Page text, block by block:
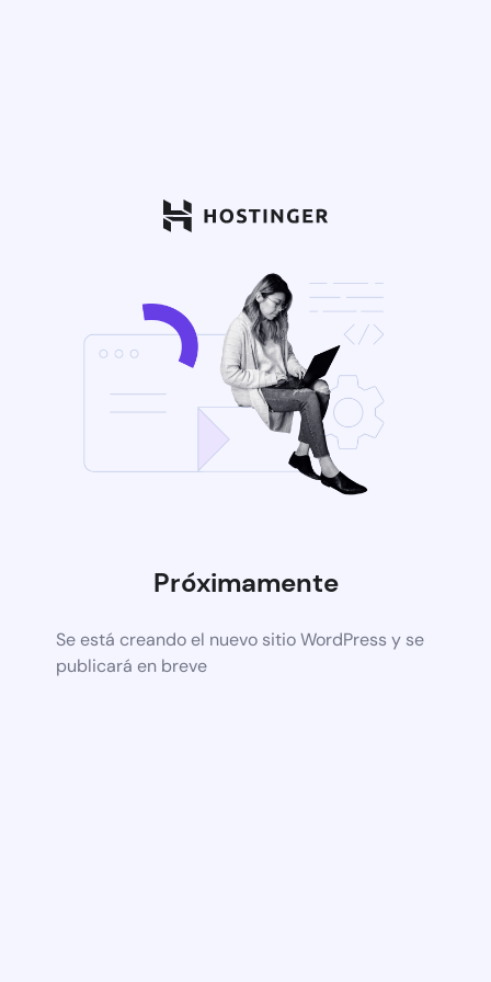
Próximamente
Se está creando el nuevo sitio WordPress y se
publicará en breve